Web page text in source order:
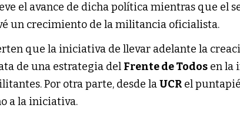
el avance de dicha política mientras que el
un crecimiento de la militancia oficialista.
que la iniciativa de llevar adelante la
de una estrategia del Frente de Todos en la
Por otra parte, desde laUCR el
a la iniciativa.